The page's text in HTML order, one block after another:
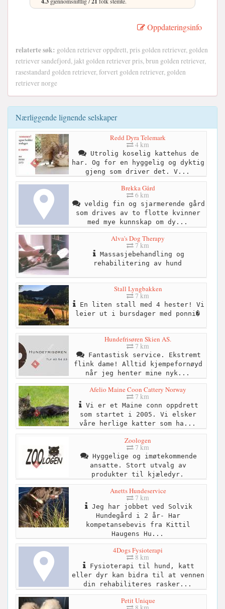
Oppdateringsinfo
relaterte søk: golden retriever oppdrett, pris golden retriever, golden
retriever sandefjord, jakt golden retriever pris, brun golden retriever,
rasestandard golden retriever, forvert golden retriever, golden
retriever norge
Nærliggende lignende selskaper
Redd Dyra Telemark
4 km
Utrolig koselig kattehus de
har. Og for en hyggelig og dyktig
gjeng som driver det. V...
Brekka Gård
6 km
veldig fin og sjarmerende gård
som drives av to flotte kvinner
med mye kunnskap om dy...
Alva's Dog Therapy
7 km
Massasjebehandling og
rehabilitering av hund
Stall Lyngbakken
7 km
En liten stall med 4 hester! Vi
leier ut i bursdager med ponni�
Hundefrisøren Skien AS.
7 km
Fantastisk service. Ekstremt
flink dame! Alltid kjempefornøyd
når jeg henter mine nyk...
Afelio Maine Coon Cattery Norway
7 km
Vi er et Maine conn oppdrett
som startet i 2005. Vi elsker
våre herlige katter som ha...
Zoologen
7 km
Hyggelige og imøtekommende
ansatte. Stort utvalg av
produkter til kjæledyr.
Anetts Hundeservice
7 km
Jeg har jobbet ved Solvik
Hundegård i 2 år- Har
kompetansebevis fra Kittil
Haugens Hu...
4Dogs Fysioterapi
8 km
Fysioterapi til hund, katt
eller dyr kan bidra til at vennen
din rehabiliteres rasker...
Petit Unique